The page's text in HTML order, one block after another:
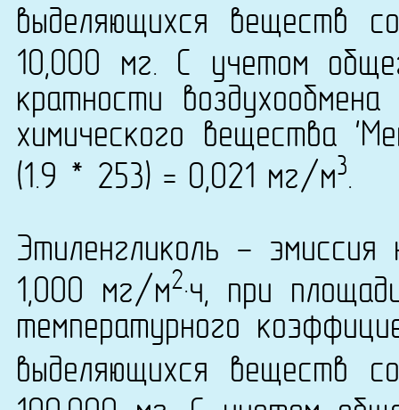
выделяющихся веществ
10,000 мг. С учетом
кратности
химического вещества
(1.9 * 253) = 0,021 мг/м3.
Этиленгликоль - эмиссия
1,000 мг/м2·ч, при
температурного
выделяющихся веществ